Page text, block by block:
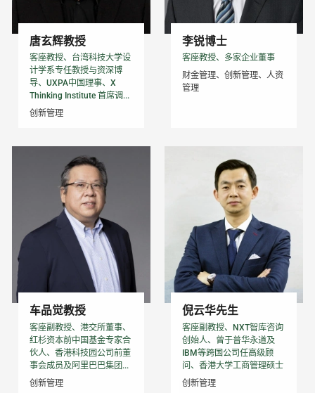
唐玄辉教授
客座教授、台湾科技大学设
计学系专任教授与资深博
导、UXPA中国理事、X
Thinking Institute 首席调...
创新管理
李锐博士
客座教授、多家企业董事
财金管理、创新管理、人资
管理
车品觉教授
客座副教授、港交所董事、
红杉资本前中国基金专家合
伙人、香港科技园公司前董
事会成员及阿里巴巴集团...
创新管理
倪云华先生
客座副教授、NXT智库咨询
创始人、曾于普华永道及
IBM等跨国公司任高级顾
问、香港大学工商管理硕士
创新管理